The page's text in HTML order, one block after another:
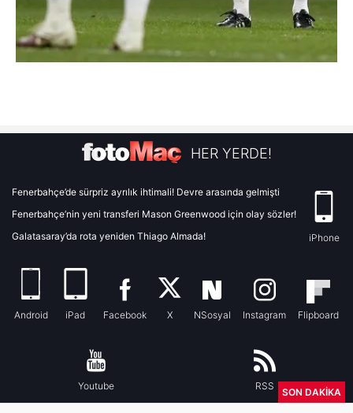
HER YERDE!
Fenerbahçe’de sürpriz ayrılık ihtimali! Devre arasında gelmişti
Fenerbahçe’nin yeni transferi Mason Greenwood için olay sözler!
Galatasaray’da rota yeniden Thiago Almada!
iPhone
Android iPad Facebook X NSosyal Instagram Flipboard
Youtube RSS
SON DAKİKA